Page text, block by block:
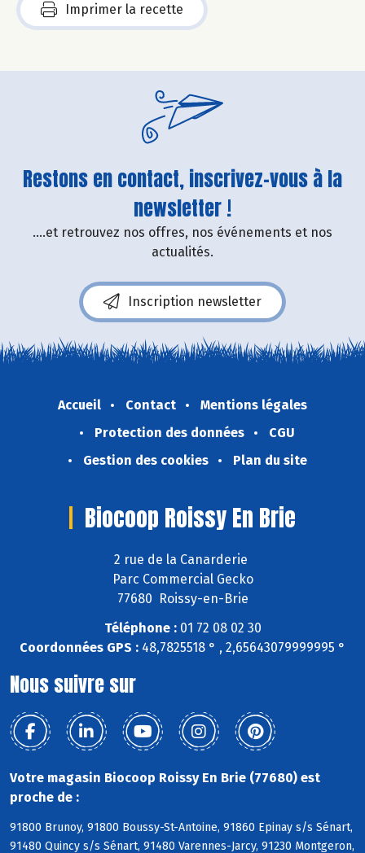
Imprimer la recette
Restons en contact, inscrivez-vous à la
newsletter !
....et retrouvez nos offres, nos événements et nos
actualités.
Inscription newsletter
Accueil Contact
Mentions légales
Protection des données
CGU
Gestion des cookies
Plan du site
Biocoop Roissy En Brie
2 rue de la Canarderie
Parc Commercial Gecko
77680 Roissy-en-Brie
Téléphone :01 72 08 02 30
Coordonnées GPS : 48,7825518 ° , 2,65643079999995 °
Nous suivre sur
Votre magasin Biocoop Roissy En Brie (77680) est
proche de :
91800 Brunoy, 91800 Boussy-St-Antoine, 91860 Epinay s/s Sénart,
91480 Quincy s/s Sénart, 91480 Varennes-Jarcy, 91230 Montgeron,